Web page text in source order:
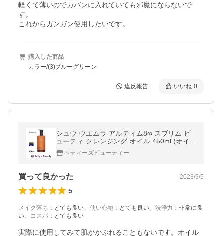
軽くて薄いのでカバンに入れていても邪魔にならないで
す。
これからガンガン使用したいです。
購入した商品
カラー/(3)ブルーグリーン
違反報告 いいね 0
シュウ ウエムラ アルティム8∞ スブリム ビ
ューティ クレンジング オイル 450ml (オイ...
ベティーズビューティー
買って良かった 2023/9/5
5
メイク落ち ： とても良い、 使い心地 ： とても良い、 洗浄力 ： 非常に良
い、 コスパ ： とても良い
実際に使用してみて肌がかぶれることもないです。オイル